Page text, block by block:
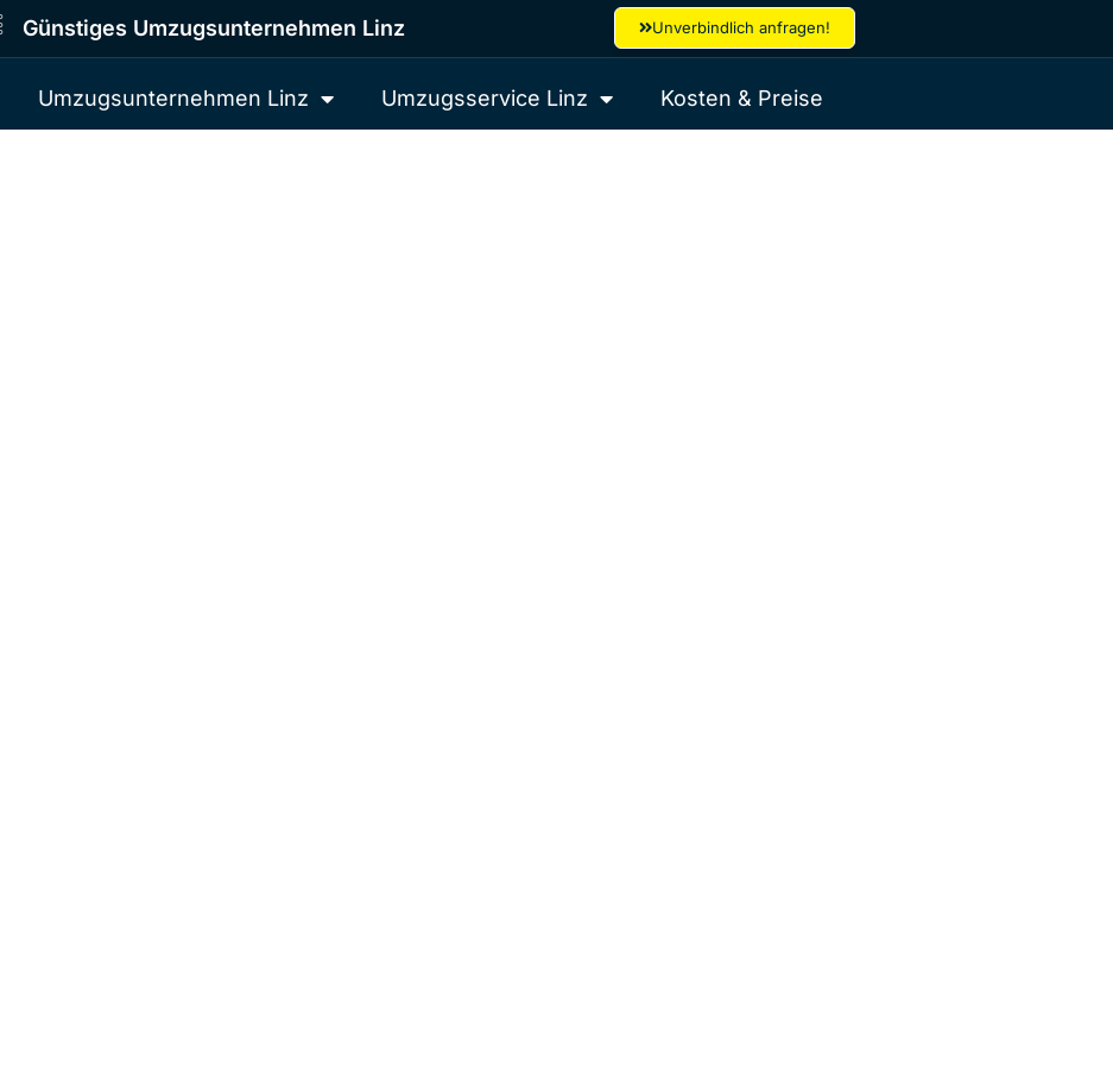
Günstiges Umzugsunternehmen Linz Unverbindlich anfragen!
Umzugsunternehmen Linz Umzugsservice Linz Kosten & Preise